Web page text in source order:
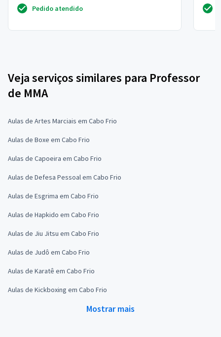
Pedido atendido
Veja serviços similares para Professor
de MMA
Aulas de Artes Marciais em Cabo Frio
Aulas de Boxe em Cabo Frio
Aulas de Capoeira em Cabo Frio
Aulas de Defesa Pessoal em Cabo Frio
Aulas de Esgrima em Cabo Frio
Aulas de Hapkido em Cabo Frio
Aulas de Jiu Jitsu em Cabo Frio
Aulas de Judô em Cabo Frio
Aulas de Karatê em Cabo Frio
Aulas de Kickboxing em Cabo Frio
Mostrar mais